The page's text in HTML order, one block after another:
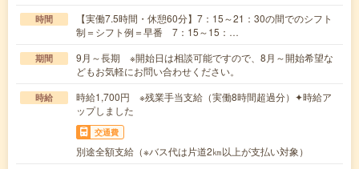
時間
【実働7.5時間・休憩60分】7：15～21：30の間でのシフト
制＝シフト例＝早番 7：15～15：…
期間
9月～長期 ※開始日は相談可能ですので、8月～開始希望な
どもお気軽にお問い合わせください。
時給
時給1,700円 ※残業手当支給（実働8時間超過分）✦時給ア
ップしました
交通費
別途全額支給（※バス代は片道2㎞以上が支払い対象）